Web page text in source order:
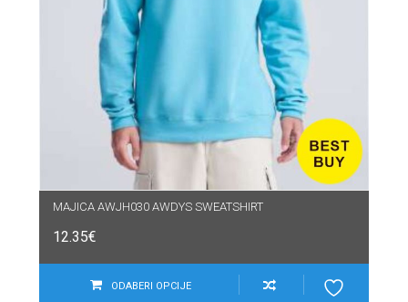
MAJICA AWJH030 AWDYS SWEATSHIRT
12.35€
ODABERI OPCIJE